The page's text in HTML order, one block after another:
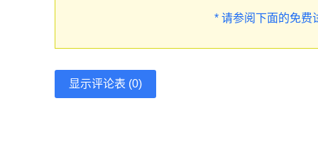
* 请参阅下面的免费
显示评论表 (0)